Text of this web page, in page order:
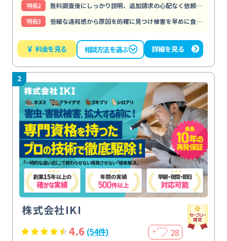
特⻑2
無料調査後にしっかり説明、追加請求の心配なく依頼できる
特⻑3
些細な違和感から原因を的確に見つけ被害を早めに食い止められる
¥ 料金を見る 相談方法を選ぶ 詳細を見る
2
株式会社IKI
4.6 (54件) ＋ 28